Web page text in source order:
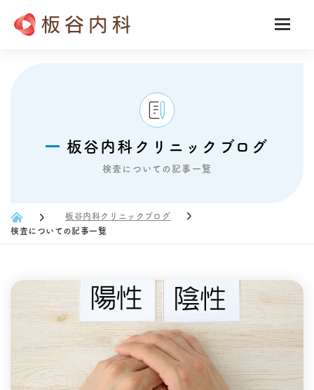
板谷内科クリニックブログ
検査についての記事一覧
板谷内科クリニックブログ
検査についての記事一覧